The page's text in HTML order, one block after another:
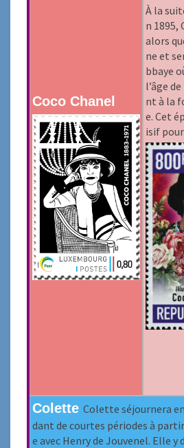
Coco Chanel
À la
n 1895,
alors
ne et
bbaye
l’âge
nt à la
e. Cet
isif
ColetteColette séjournera
dant de courtes périodes à
e avec Henry de Jouvenel. Elle y